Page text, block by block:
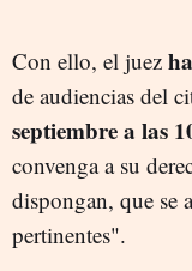
Con ello, el juez
de audiencias del
septiembre a las
convenga a su
dispongan, que se
pertinentes".